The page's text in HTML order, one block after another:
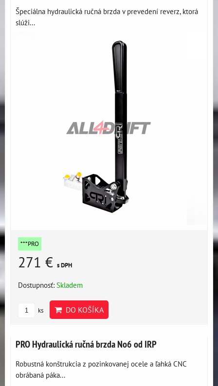
Špeciálna hydraulická ručná brzda v prevedení reverz, ktorá
slúži...
***PRO
271 € s DPH
Dostupnosť: Skladem
ks DO KOŠÍKA
PRO Hydraulická ručná brzda No6 od IRP
Robustná konštrukcia z pozinkovanej ocele a ľahká CNC
obrábaná páka...